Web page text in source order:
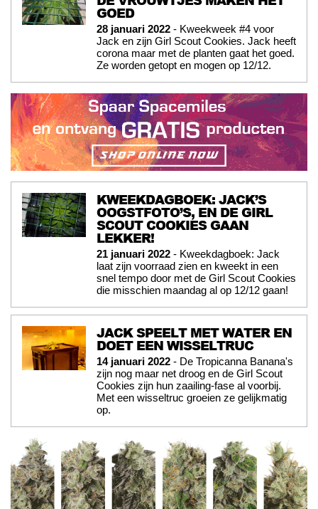
GOED
28 januari 2022 - Kweekweek #4 voor
Jack en zijn Girl Scout Cookies. Jack heeft
corona maar met de planten gaat het goed.
Ze worden getopt en mogen op 12/12.
KWEEKDAGBOEK: JACK’S
OOGSTFOTO’S, EN DE GIRL
SCOUT COOKIES GAAN
LEKKER!
21 januari 2022 - Kweekdagboek: Jack
laat zijn voorraad zien en kweekt in een
snel tempo door met de Girl Scout Cookies
die misschien maandag al op 12/12 gaan!
JACK SPEELT MET WATER EN
DOET EEN WISSELTRUC
14 januari 2022 - De Tropicanna Banana's
zijn nog maar net droog en de Girl Scout
Cookies zijn hun zaailing-fase al voorbij.
Met een wisseltruc groeien ze gelijkmatig
op.